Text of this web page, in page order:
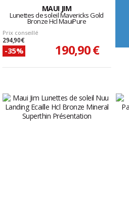
MAUI JIM
Lunettes de soleil Mavericks Gold
Bronze Hcl MauiPure
Prix conseillé
294,90 €
-35% 190,90 €